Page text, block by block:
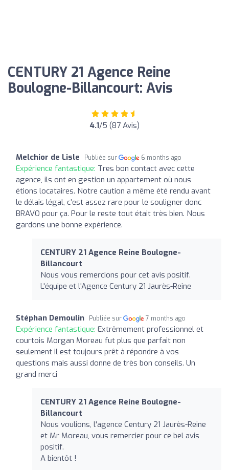
CENTURY 21 Agence Reine
Boulogne-Billancourt: Avis
4.1/5 (87 Avis)
Melchior de Lisle Publiée sur 6 months ago
Expérience fantastique: Tres bon contact avec cette
agence, ils ont en gestion un appartement où nous
étions locataires. Notre caution a même été rendu avant
le délais légal, c’est assez rare pour le souligner donc
BRAVO pour ça. Pour le reste tout était très bien. Nous
gardons une bonne expérience.
CENTURY 21 Agence Reine Boulogne-
Billancourt
Nous vous remercions pour cet avis positif.
L'équipe et l'Agence Century 21 Jaurès-Reine
Stéphan Demoulin Publiée sur 7 months ago
Expérience fantastique: Extrêmement professionnel et
courtois Morgan Moreau fut plus que parfait non
seulement il est toujours prêt à répondre à vos
questions mais aussi donne de très bon conseils. Un
grand merci
CENTURY 21 Agence Reine Boulogne-
Billancourt
Nous voulions, l'agence Century 21 Jaurès-Reine
et Mr Moreau, vous remercier pour ce bel avis
positif.
A bientôt !